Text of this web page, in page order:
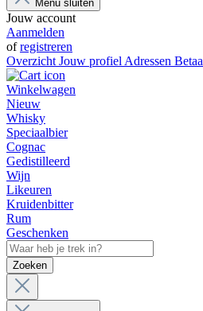
Menu sluiten
Jouw account
Aanmelden
ofregistreren
Overzicht Jouw profiel Adressen
Winkelwagen
Nieuw
Whisky
Speciaalbier
Cognac
Gedistilleerd
Wijn
Likeuren
Kruidenbitter
Rum
Geschenken
Zoeken